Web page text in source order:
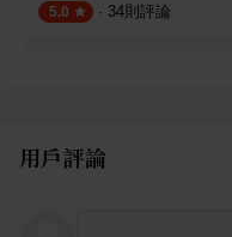
5.0 · 34則評論
用戶評論